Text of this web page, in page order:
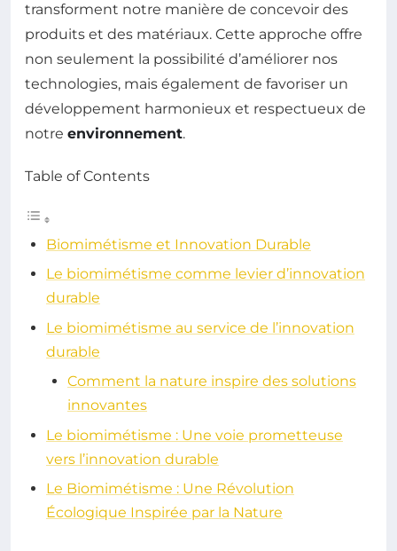
transforment notre manière de concevoir des
produits et des matériaux. Cette approche offre
non seulement la possibilité d’améliorer nos
technologies, mais également de favoriser un
développement harmonieux et respectueux de
notre environnement.
Table of Contents
Biomimétisme et Innovation Durable
Le biomimétisme comme levier d’innovation
durable
Le biomimétisme au service de l’innovation
durable
Comment la nature inspire des solutions
innovantes
Le biomimétisme : Une voie prometteuse
vers l’innovation durable
Le Biomimétisme : Une Révolution
Écologique Inspirée par la Nature